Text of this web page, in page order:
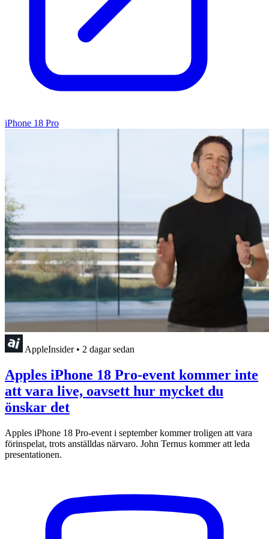
iPhone 18 Pro
AppleInsider • 2 dagar sedan
Apples iPhone 18 Pro-event kommer inte
att vara live, oavsett hur mycket du
önskar det
Apples iPhone 18 Pro-event i september kommer troligen att vara
förinspelat, trots anställdas närvaro. John Ternus kommer att leda
presentationen.